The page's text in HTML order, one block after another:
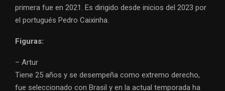
primera fue en 2021. Es dirigido desde inicios del 2023 por
el portugués Pedro Caixinha.
Figuras:
– Artur
Tiene 25 años y se desempeña como extremo derecho,
fue seleccionado con Brasil y en la actual temporada ha